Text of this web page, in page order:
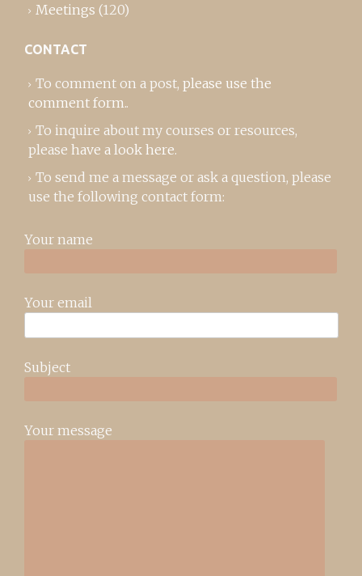
Meetings (120)
CONTACT
To comment on a post, please use the
comment form..
To inquire about my courses or resources,
please have a look here.
To send me a message or ask a question, please
use the following contact form:
Your name
Your email
Subject
Your message